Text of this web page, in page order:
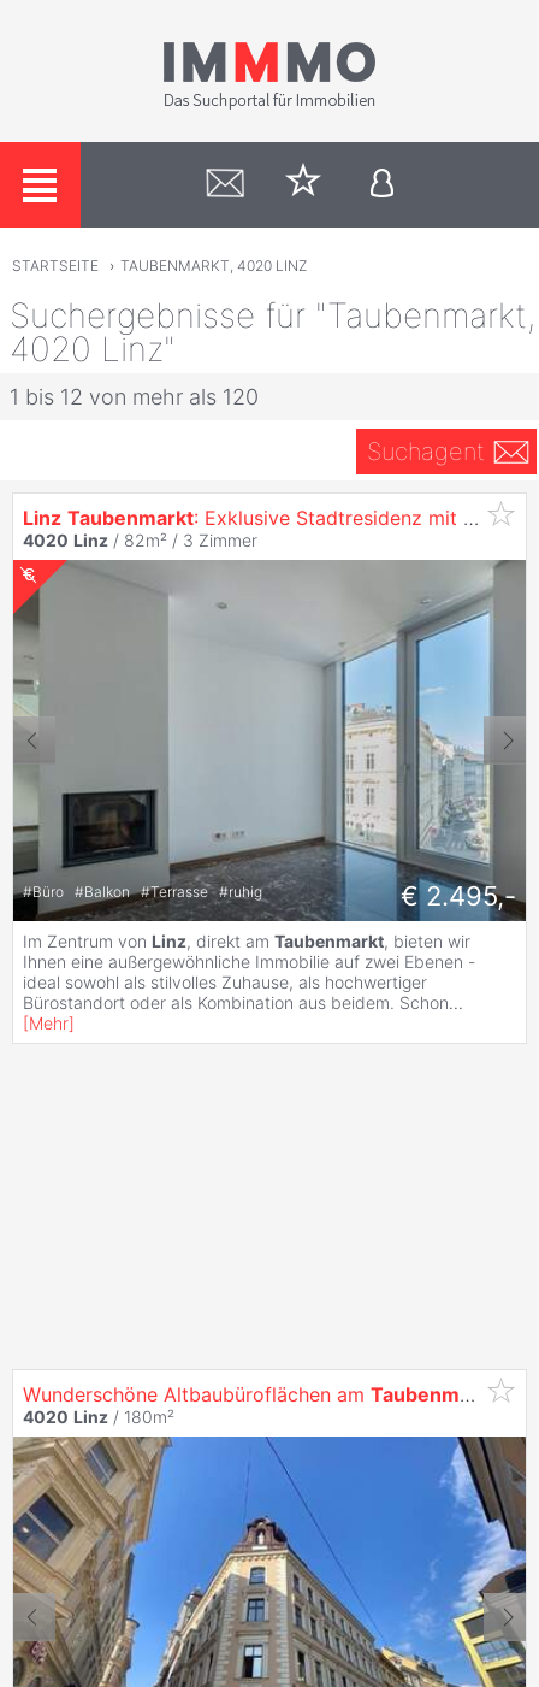
STARTSEITE › TAUBENMARKT, 4020 LINZ
Suchergebnisse für "Taubenmarkt,
4020 Linz"
1 bis 12 von mehr als 120
Suchagent
Linz Taubenmarkt: Exklusive Stadtresidenz mit Dachterrasse
4020 Linz / 82m² / 3 Zimmer
#Büro #Balkon #Terrasse #ruhig € 2.495,-
Im Zentrum von Linz, direkt am Taubenmarkt, bieten wir
Ihnen eine außergewöhnliche Immobilie auf zwei Ebenen -
ideal sowohl als stilvolles Zuhause, als hochwertiger
Bürostandort oder als Kombination aus beidem. Schon...
[Mehr]
Wunderschöne Altbaubüroflächen am Taubenmarkt
4020 Linz / 180m²